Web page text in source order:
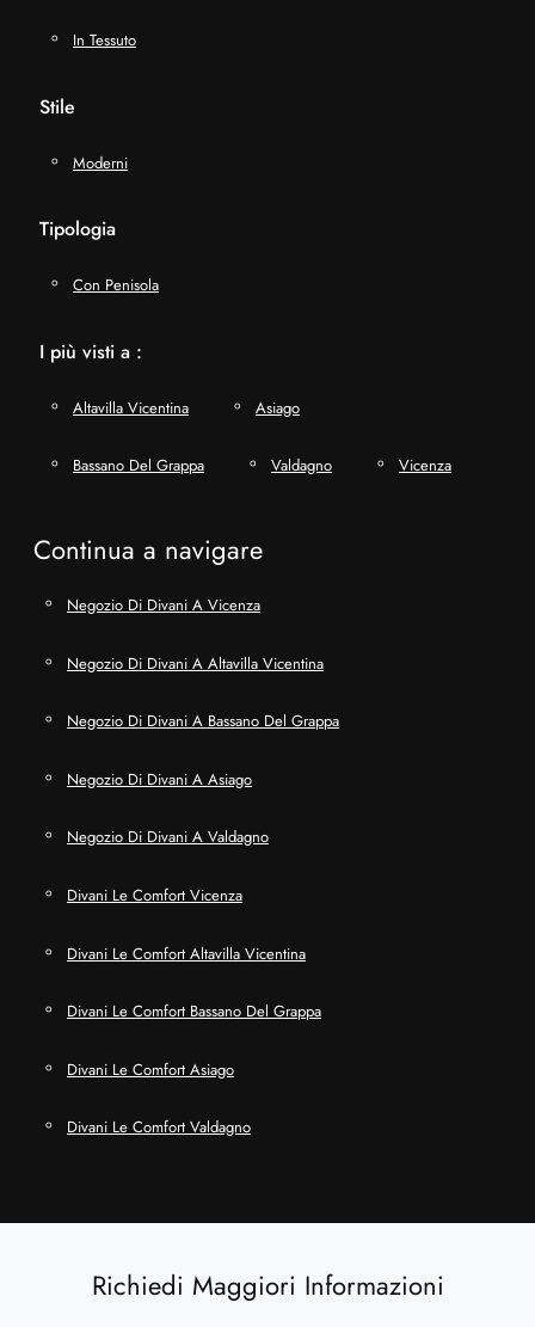
In Tessuto
Stile
Moderni
Tipologia
Con Penisola
I più visti a :
Altavilla Vicentina Asiago
Bassano Del Grappa Valdagno Vicenza
Continua a navigare
Negozio Di Divani A Vicenza
Negozio Di Divani A Altavilla Vicentina
Negozio Di Divani A Bassano Del Grappa
Negozio Di Divani A Asiago
Negozio Di Divani A Valdagno
Divani Le Comfort Vicenza
Divani Le Comfort Altavilla Vicentina
Divani Le Comfort Bassano Del Grappa
Divani Le Comfort Asiago
Divani Le Comfort Valdagno
Richiedi Maggiori Informazioni